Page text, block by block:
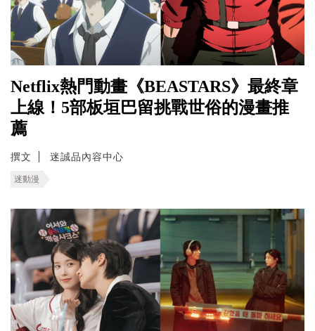
Netflix熱門動畫《BEASTARS》最終章
上線！5部板垣巴留挑戰世俗的漫畫推
薦
撰文 迷誠品內容中心
迷動漫